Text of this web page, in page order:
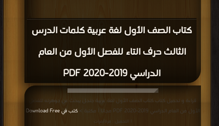
كتاب الصف الأول لغة عربية كلمات الدرس
الثالث حرف التاء للفصل الأول من العام
الدراسي 2019-2020 PDF
قراءة و تحميل كتاب كتاب الصف الأول لغة عربية جنجل يبحث عن جوهرته للفصل
الأول من العام الدراسي 2019-2020 PDF مجانا | مكتبة >
كتب في Download Free
| التحميل : مرة/مرات